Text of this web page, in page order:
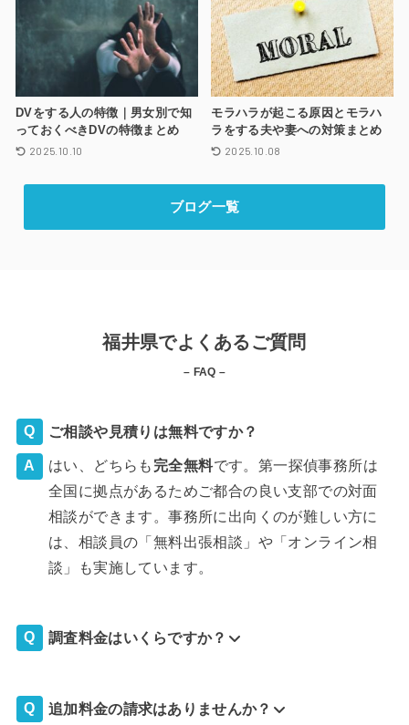
DVをする人の特徴｜男女別で知
っておくべきDVの特徴まとめ
2025.10.10
モラハラが起こる原因とモラハ
ラをする夫や妻への対策まとめ
2025.10.08
ブログ一覧
福井県でよくあるご質問
– FAQ –
ご相談や見積りは無料ですか？
はい、どちらも 完全無料です。第一探偵事務所は
全国に拠点があるためご都合の良い支部での対面
相談ができます。事務所に出向くのが難しい方に
は、相談員の「無料出張相談」や「オンライン相
談」も実施しています。
調査料金はいくらですか？
追加料金の請求はありませんか？